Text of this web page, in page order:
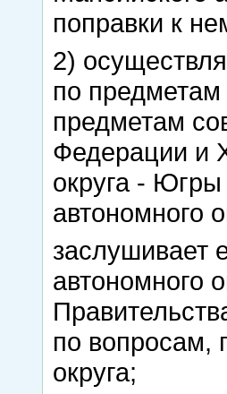
поправки к
2)
по предметам
предметам
Федерации и
округа -
автономного
заслушивает
автономного
по вопросам,
округа;